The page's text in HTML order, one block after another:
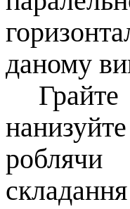
даному
роблячи